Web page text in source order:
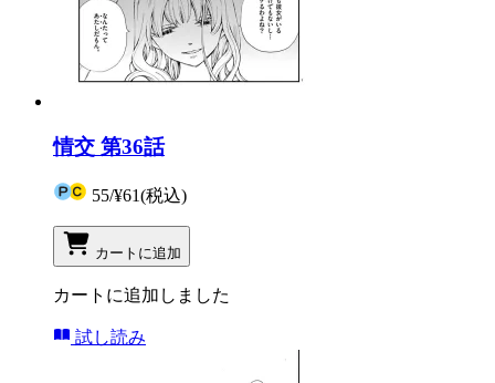
情交 第36話
55/¥61(税込)
カートに追加
カートに追加しました
試し読み